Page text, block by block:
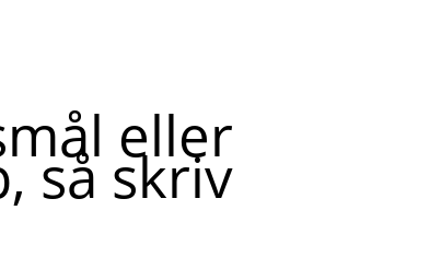
eller
så skriv